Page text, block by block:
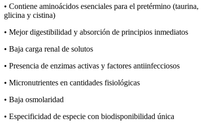
• Contiene aminoácidos esenciales para el pretérmino (taurina,
glicina y cistina)
• Mejor digestibilidad y absorción de principios inmediatos
• Baja carga renal de solutos
• Presencia de enzimas activas y factores antiinfecciosos
• Micronutrientes en cantidades fisiológicas
• Baja osmolaridad
• Especificidad de especie con biodisponibilidad única